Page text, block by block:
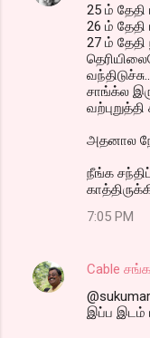
25 ம் தேதி
26 ம்
27 ம்
சாங்க்ல
வற்புறுத்தி
அதனால
நீங்க
7:05 PM
Cable
இப்ப இடம்